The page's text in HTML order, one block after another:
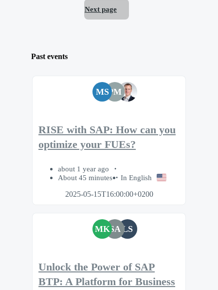
Next page
Past events
MSPM
RISE with SAP: How can you
optimize your FUEs?
about 1 year ago
About 45 minutes
In English
2025-05-15T16:00:00+0200
MKSA LS
Unlock the Power of SAP
BTP: A Platform for Business